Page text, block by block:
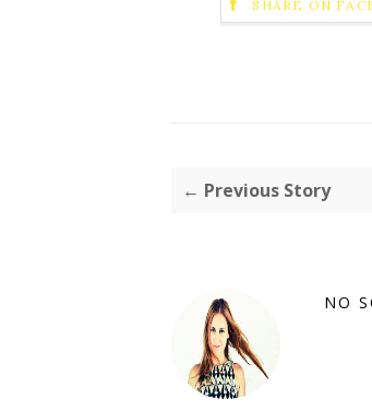
SHARE ON
← Previous Story
NO